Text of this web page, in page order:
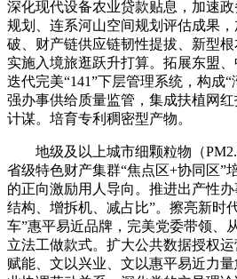
深化现代设备农业贷款贴息，加速
规划、连系河山空间规划评估成果
破、财产链供应链韧性提拔、新型根
实施入境旅逛跃升打算。拓展东盟、
迭代完美“141”下层管理系统，构成
强办事供给质量监管，集成扶植网
计谋。培育专利稠密型产物。
地级及以上城市细颗粒物（
省级特色财产集群“焦点区+协同区”
的正向激励用人导向。推进出产性
结构、增拆机、减占比”。擦亮新时
车”惠平易近品牌，完美党委带领、
立法工做款式。扩大公共数据授权
赋能、文以兴业、文以惠平易近力